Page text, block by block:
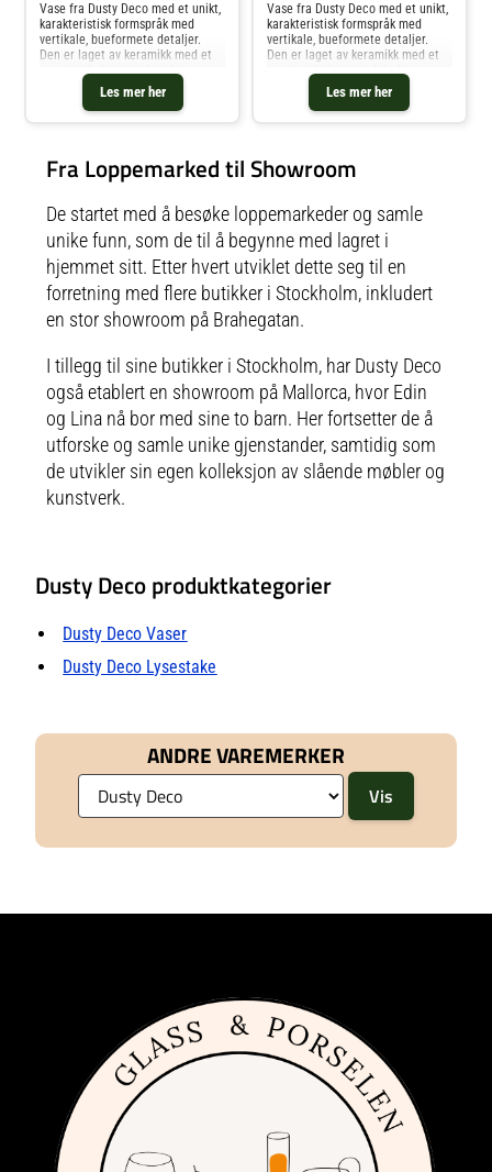
Les mer her
Vase fra Dusty Deco med et unikt,
karakteristisk formspråk med
vertikale, bueformete detaljer.
Den er laget av keramikk med et
vanntett belegg perfekt for
snittblomster og kvister. Designet
av Edin & Lina Kjellvertz. Om
vasen fra Dusty Deco- Velg
og kan variere litt i utseende.-
Designet av Edin & Lina
og andre Dekorasjon hos Royal
Design.
Les mer her
Vase fra Dusty Deco med et unikt,
karakteristisk formspråk med
vertikale, bueformete detaljer.
Den er laget av keramikk med et
vanntett belegg perfekt for
snittblomster og kvister. Designet
av Edin & Lina Kjellvertz. Om
vasen fra Dusty Deco- Velg
og kan variere litt i utseende.-
Designet av Edin & Lina
og andre Dekorasjon hos Royal
Design.
Fra Loppemarked til Showroom
De startet med å besøke loppemarkeder og samle
unike funn, som de til å begynne med lagret i
hjemmet sitt. Etter hvert utviklet dette seg til en
forretning med flere butikker i Stockholm, inkludert
en stor showroom på Brahegatan.
I tillegg til sine butikker i Stockholm, har Dusty Deco
også etablert en showroom på Mallorca, hvor Edin
og Lina nå bor med sine to barn. Her fortsetter de å
utforske og samle unike gjenstander, samtidig som
de utvikler sin egen kolleksjon av slående møbler og
kunstverk.
Dusty Deco produktkategorier
Dusty Deco Vaser
Dusty Deco Lysestake
ANDRE VAREMERKER